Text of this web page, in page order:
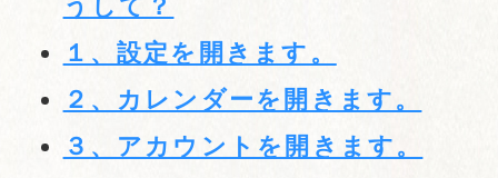
うして？
１、設定を開きます。
２、カレンダーを開きます。
３、アカウントを開きます。